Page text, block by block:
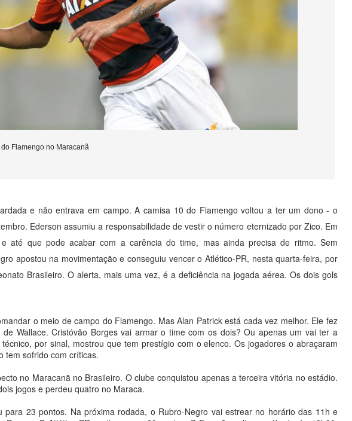
Flamengo no Maracanã
e não entrava em campo. A camisa 10 do Flamengo voltou a ter um dono - o
Ederson assumiu a responsabilidade de vestir o número eternizado por Zico. Em
até que pode acabar com a carência do time, mas ainda precisa de ritmo. Sem
apostou na movimentação e conseguiu vencer o Atlético-PR, nesta quarta-feira, por
Brasileiro. O alerta, mais uma vez, é a deficiência na jogada aérea. Os dois gols
o meio de campo do Flamengo. Mas Alan Patrick está cada vez melhor. Ele fez
Wallace. Cristóvão Borges vai armar o time com os dois? Ou apenas um vai ter a
por sinal, mostrou que tem prestígio com o elenco. Os jogadores o abraçaram
tem sofrido com críticas.
no Maracanã no Brasileiro. O clube conquistou apenas a terceira vitória no estádio.
jogos e perdeu quatro no Maraca.
para 23 pontos. Na próxima rodada, o Rubro-Negro vai estrear no horário das 11h e